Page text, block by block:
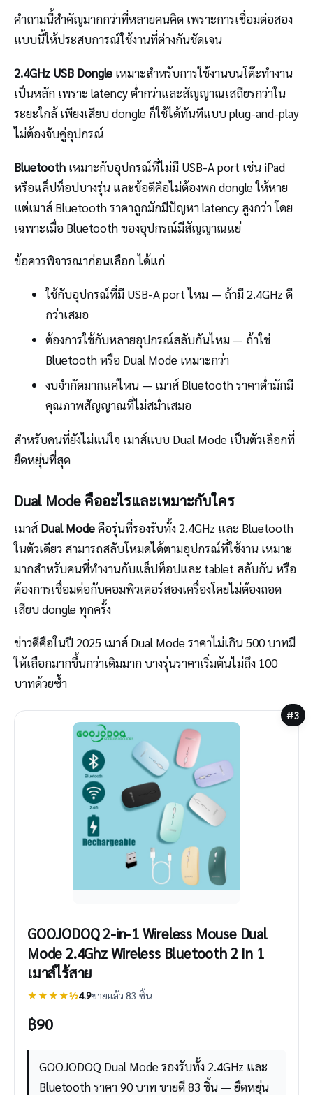
คำถามนี้สำคัญมากกว่าที่หลายคนคิด เพราะการเชื่อมต่อสอง
แบบนี้ให้ประสบการณ์ใช้งานที่ต่างกันชัดเจน
2.4GHz USB Dongle เหมาะสำหรับการใช้งานบนโต๊ะทำงาน
เป็นหลัก เพราะ latency ต่ำกว่าและสัญญาณเสถียรกว่าใน
ระยะใกล้ เพียงเสียบ dongle ก็ใช้ได้ทันทีแบบ plug-and-play
ไม่ต้องจับคู่อุปกรณ์
Bluetooth เหมาะกับอุปกรณ์ที่ไม่มี USB-A port เช่น iPad
หรือแล็ปท็อปบางรุ่น และข้อดีคือไม่ต้องพก dongle ให้หาย
แต่เมาส์ Bluetooth ราคาถูกมักมีปัญหา latency สูงกว่า โดย
เฉพาะเมื่อ Bluetooth ของอุปกรณ์มีสัญญาณแย่
ข้อควรพิจารณาก่อนเลือก ได้แก่
ใช้กับอุปกรณ์ที่มี USB-A port ไหม — ถ้ามี 2.4GHz ดี
กว่าเสมอ
ต้องการใช้กับหลายอุปกรณ์สลับกันไหม — ถ้าใช่
Bluetooth หรือ Dual Mode เหมาะกว่า
งบจำกัดมากแค่ไหน — เมาส์ Bluetooth ราคาต่ำมักมี
คุณภาพสัญญาณที่ไม่สม่ำเสมอ
สำหรับคนที่ยังไม่แน่ใจ เมาส์แบบ Dual Mode เป็นตัวเลือกที่
ยืดหยุ่นที่สุด
Dual Mode คืออะไรและเหมาะกับใคร
เมาส์ Dual Modeคือรุ่นที่รองรับทั้ง 2.4GHz และ Bluetooth
ในตัวเดียว สามารถสลับโหมดได้ตามอุปกรณ์ที่ใช้งาน เหมาะ
มากสำหรับคนที่ทำงานกับแล็ปท็อปและ tablet สลับกัน หรือ
ต้องการเชื่อมต่อกับคอมพิวเตอร์สองเครื่องโดยไม่ต้องถอด
เสียบ dongle ทุกครั้ง
ข่าวดีคือในปี 2025 เมาส์ Dual Mode ราคาไม่เกิน 500 บาทมี
ให้เลือกมากขึ้นกว่าเดิมมาก บางรุ่นราคาเริ่มต้นไม่ถึง 100
บาทด้วยซ้ำ
#3
GOOJODOQ 2-in-1 Wireless Mouse Dual
Mode 2.4Ghz Wireless Bluetooth 2 In 1
เมาส์ไร้สาย
★★★★½4.9ขายแล้ว 83 ชิ้น
฿90
GOOJODOQ Dual Mode รองรับทั้ง 2.4GHz และ
Bluetooth ราคา 90 บาท ขายดี 83 ชิ้น — ยืดหยุ่น